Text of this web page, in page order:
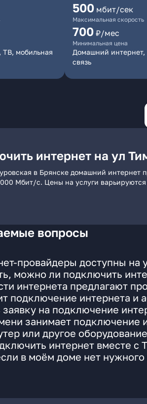
мобильная
500 мбит/сек
Максимальная скорость
700 ₽/мес
Минимальная цена
Домашний интернет,
связь
интернет на ул
в Брянске домашний
Мбит/с. Цены на услуги
вопросы
провайдеры доступны на
можно ли подключить
интернета предлагают
подключение интернета и
заявку на подключение
занимает подключение
или другое
интернет вместе с
в моём доме нет